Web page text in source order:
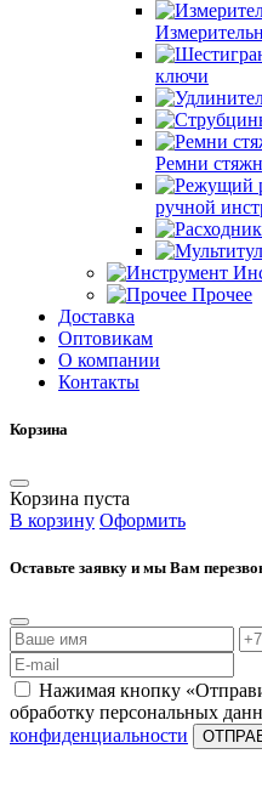
ключи
Ремни
ручной
Прочее
Доставка
Оптовикам
О компании
Контакты
Корзина
Корзина пуста
В корзину Оформить
Оставьте заявку и мы Вам
Нажимая кнопку
обработку персональных
конфиденциальности